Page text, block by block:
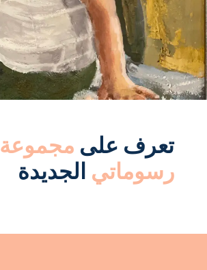
تعرف على مجموعة
رسوماتي الجديدة